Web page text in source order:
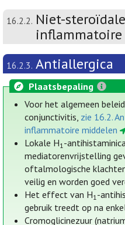
16.2.2. Niet-
16.2.3. Antiallergica
Plaatsbepaling
Voor het algemeen
conjunctivitis, zie 16.2.
inflammatoire middelen
Lokale H1-
mediatorenvrijstelling
oftalmologische
veilig en worden goed
Het effect van H1-
gebruik treedt op na
Cromoglicinezuur